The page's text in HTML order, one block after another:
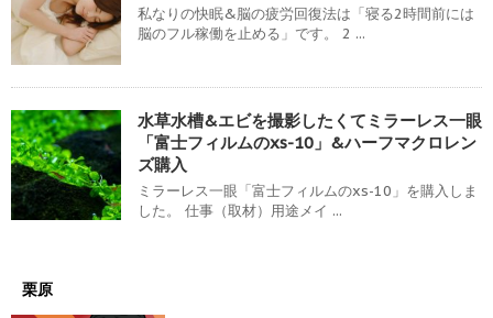
私なりの快眠&脳の疲労回復法は「寝る2時間前には
脳のフル稼働を止める」です。 2 ...
水草水槽&エビを撮影したくてミラーレス一眼
「富士フィルムのxs-10」&ハーフマクロレン
ズ購入
ミラーレス一眼「富士フィルムのxs-10」を購入しま
した。 仕事（取材）用途メイ ...
栗原